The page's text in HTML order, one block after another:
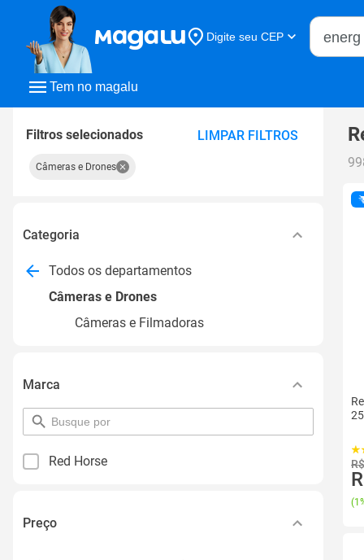
Tem no magalu
Digite seu CEP
Buscar
Filtros selecionados LIMPAR FILTROS
Câmeras e Drones
Categoria
Todos os departamentos
Câmeras e Drones
Câmeras e Filmadoras
Marca
pesquisar
por
Red Horse
Preço
(